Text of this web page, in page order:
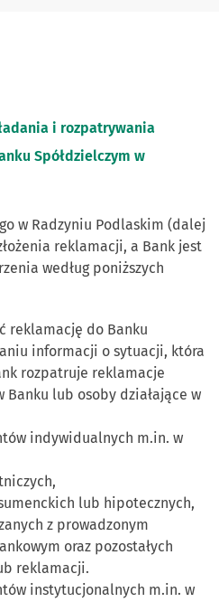
i rozpatrywania
Spółdzielczym w
w Radzyniu Podlaskim (dalej
reklamacji, a Bank jest
według poniższych
reklamację do Banku
informacji o sytuacji, która
rozpatruje reklamacje
Banku lub osoby działające w
indywidualnych m.in. w
lub hipotecznych,
z prowadzonym
oraz pozostałych
reklamacji.
instytucjonalnych m.in. w